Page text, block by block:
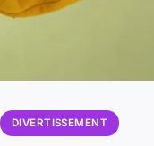
DIVERTISSEMENT